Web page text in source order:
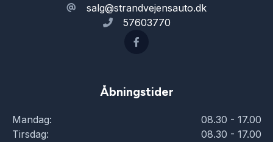
salg@strandvejensauto.dk
57603770
Åbningstider
Mandag:
08.30 - 17.00
Tirsdag:
08.30 - 17.00